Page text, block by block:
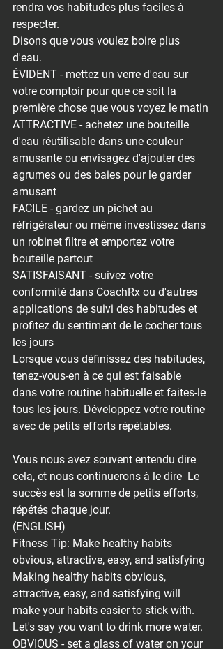
rendra vos habitudes plus faciles à
respecter.⁠
Disons que vous voulez boire plus
d'eau.
ÉVIDENT - mettez un verre d'eau sur
votre comptoir pour que ce soit la
première chose que vous voyez le matin
ATTRACTIVE - achetez une bouteille
d'eau réutilisable dans une couleur
amusante ou envisagez d'ajouter des
agrumes ou des baies pour le garder
amusant
FACILE - gardez un pichet au
réfrigérateur ou même investissez dans
un robinet filtre et emportez votre
bouteille partout
SATISFAISANT - suivez votre
conformité dans CoachRx ou d'autres
applications de suivi des habitudes et
profitez du sentiment de le cocher tous
les jours
Lorsque vous définissez des habitudes,
tenez-vous-en à ce qui est faisable
dans votre routine habituelle et faites-le
tous les jours. Développez votre routine
avec de petits efforts répétables.⁠
Vous nous avez souvent entendu dire
cela, et nous continuerons à le dire  Le
succès est la somme de petits efforts,
répétés chaque jour.
(ENGLISH)
Fitness Tip: Make healthy habits
obvious, attractive, easy, and satisfying
Making healthy habits obvious,
attractive, easy, and satisfying will
make your habits easier to stick with.⁠
Let's say you want to drink more water.
OBVIOUS - set a glass of water on your